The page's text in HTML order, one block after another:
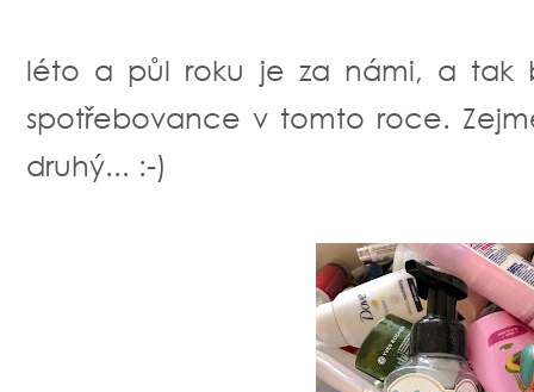
léto a půl roku je za námi, a tak
spotřebovance v tomto roce.
druhý... :-)